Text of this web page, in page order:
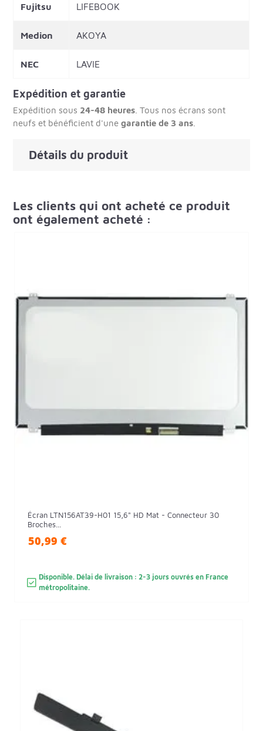
Fujitsu LIFEBOOK
Medion AKOYA
NEC LAVIE
Expédition et garantie
Expédition sous 24-48 heures . Tous nos écrans sont
neufs et bénéficient d'unegarantie de 3 ans
Détails du produit
Les clients qui ont acheté ce produit
ont également acheté :
Écran LTN156AT39-H01 15,6" HD Mat - Connecteur 30
Broches...
50,99 €
Disponible. Délai de livraison : 2-3 jours ouvrés en France
métropolitaine.